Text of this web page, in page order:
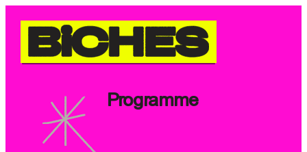
Programme